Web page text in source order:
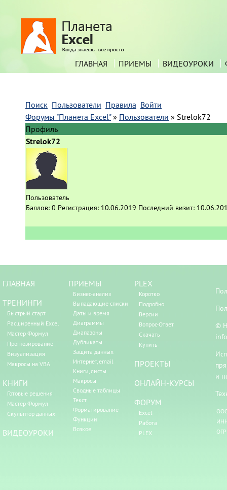
ГЛАВНАЯ ПРИЕМЫ ВИДЕОУРОКИ
Поиск Пользователи Правила Войти
Форумы "Планета Excel" » Пользователи » Strelok72
Профиль
Strelok72
Пользователь
Баллов: 0 Регистрация: 10.06.2019 Последний визит:
ГЛАВНАЯ
ТРЕНИНГИ
Быстрый старт
Расширенный Excel
Мастер Формул
Прогнозирование
Визуализация
Макросы на VBA
КНИГИ
Готовые решения
Мастер Формул
Скульптор данных
ВИДЕОУРОКИ
ПРИЕМЫ
Бизнес-анализ
Выпадающие списки
Даты и время
Диаграммы
Диапазоны
Дубликаты
Защита данных
Интернет, email
Книги, листы
Макросы
Сводные таблицы
Текст
Форматирование
Функции
Всякое
PLEX
Коротко
Подробно
Версии
Вопрос-Ответ
Скачать
Купить
ПРОЕКТЫ
ОНЛАЙН-КУРСЫ
ФОРУМ
Excel
Работа
PLEX
©
и